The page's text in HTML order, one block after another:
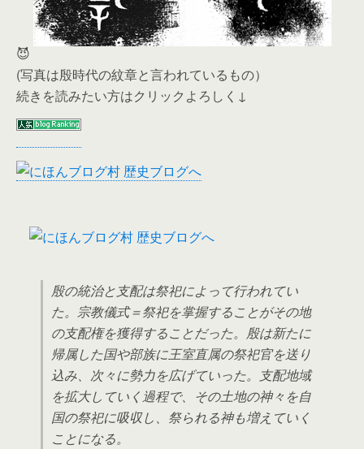
😈
(写真は殷時代の紋章と言われているもの）
続きを読みたい方はクリックよろしく↓
殷の統治と支配は祭祀によって行われてい
た。宗教儀式＝祭祀を掌握することがその地
の支配権を獲得することだった。殷は新たに
帰属した国や部族に王室直属の祭祀官を送り
込み、次々に勢力を広げていった。支配地域
を拡大していく過程で、その土地の神々を自
国の祭祀に吸収し、祭られる神も増えていく
ことになる。